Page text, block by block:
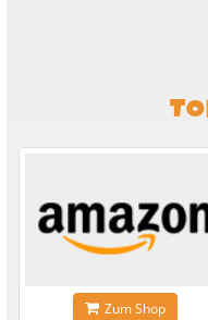
Zum Shop